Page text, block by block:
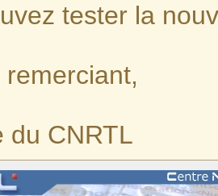
tester la
remerciant,
du CNRTL